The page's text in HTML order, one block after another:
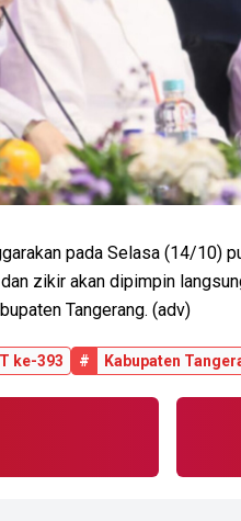
pada Selasa (14/10)
zikir akan dipimpin
Tangerang. (adv)
ke-393 # Kabupaten